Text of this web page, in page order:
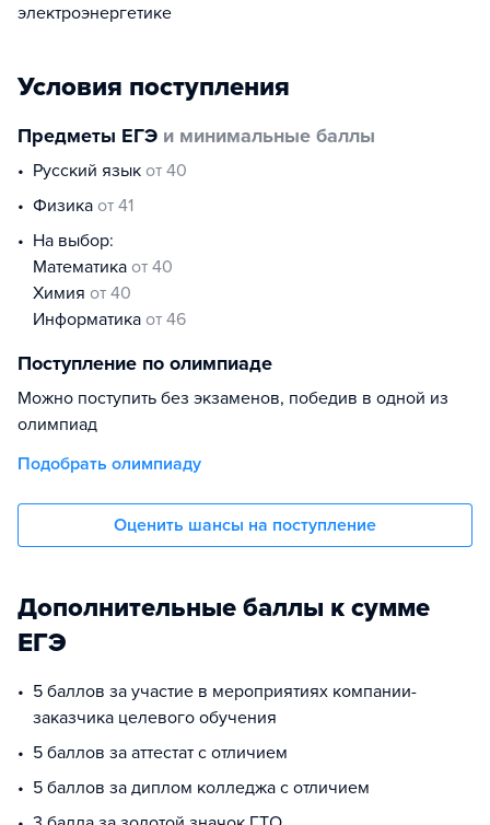
электроэнергетике
Условия поступления
Предметы ЕГЭ и минимальные баллы
русский язык от 40
физика от 41
На выбор:
математика от 40
химия от 40
информатика от 46
Поступление по олимпиаде
Можно поступить без экзаменов, победив в одной из
олимпиад
Подобрать олимпиаду
Оценить шансы на поступление
Дополнительные баллы к сумме
ЕГЭ
5 баллов за участие в мероприятиях компании-
заказчика целевого обучения
5 баллов за аттестат с отличием
5 баллов за диплом колледжа с отличием